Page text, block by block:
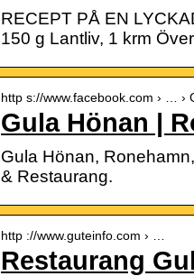
RECEPT PÅ EN
150 g Lantliv, 1 krm
http s://www.facebook.com › … ›
Gula Hönan |
Gula Hönan,
& Restaurang.
http ://www.guteinfo.com › …
Restaurang